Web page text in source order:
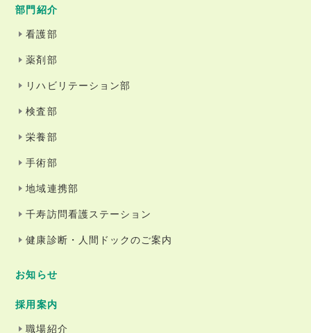
部門紹介
看護部
薬剤部
リハビリテーション部
検査部
栄養部
手術部
地域連携部
千寿訪問看護ステーション
健康診断・人間ドックのご案内
お知らせ
採用案内
職場紹介